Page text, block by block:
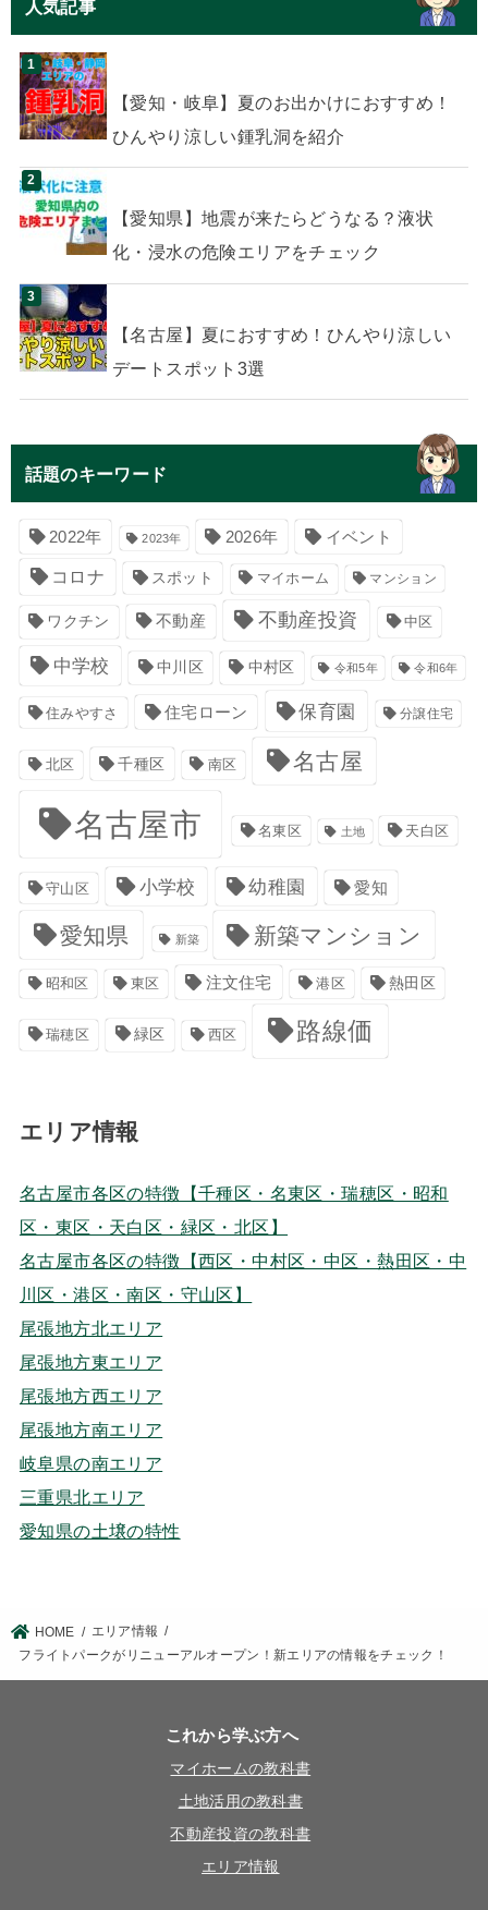
人気記事
【愛知・岐阜】夏のお出かけにおすすめ！
ひんやり涼しい鍾乳洞を紹介
【愛知県】地震が来たらどうなる？液状
化・浸水の危険エリアをチェック
【名古屋】夏におすすめ！ひんやり涼しい
デートスポット3選
話題のキーワード
2022年 2023年 2026年 イベント
コロナ スポット マイホーム マンション
ワクチン 不動産 不動産投資 中区
中学校 中川区 中村区 令和5年 令和6年
住みやすさ 住宅ローン 保育園 分譲住宅
北区 千種区 南区 名古屋
名古屋市 名東区 土地 天白区
守山区 小学校 幼稚園 愛知
愛知県 新築 新築マンション
昭和区 東区 注文住宅 港区 熱田区
瑞穂区 緑区 西区 路線価
エリア情報
名古屋市各区の特徴【千種区・名東区・瑞穂区・昭和
区・東区・天白区・緑区・北区】
名古屋市各区の特徴【西区・中村区・中区・熱田区・中
川区・港区・南区・守山区】
尾張地方北エリア
尾張地方東エリア
尾張地方西エリア
尾張地方南エリア
岐阜県の南エリア
三重県北エリア
愛知県の土壌の特性
HOME
エリア情報
フライトパークがリニューアルオープン！新エリアの情報をチェック！
これから学ぶ方へ
マイホームの教科書
土地活用の教科書
不動産投資の教科書
エリア情報